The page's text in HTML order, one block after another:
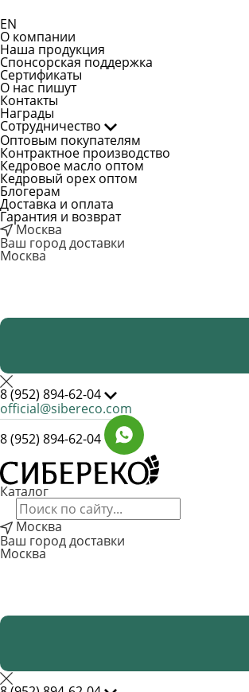
EN
О компании
Наша продукция
Спонсорская поддержка
Сертификаты
О нас пишут
Контакты
Награды
Сотрудничество
Оптовым покупателям
Контрактное производство
Кедровое масло оптом
Кедровый орех оптом
Блогерам
Доставка и оплата
Гарантия и возврат
Москва
Ваш город доставки
Москва
8 (952) 894-62-04
official@sibereco.com
8 (952) 894-62-04
Каталог
Москва
Ваш город доставки
Москва